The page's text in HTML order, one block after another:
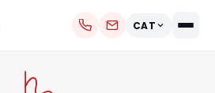
CAT